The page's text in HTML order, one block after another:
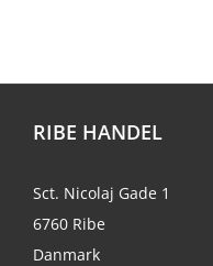
RIBE HANDEL
Sct. Nicolaj Gade 1
6760 Ribe
Danmark